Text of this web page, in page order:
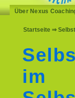
Über Nexus
Startseite ⇒
im